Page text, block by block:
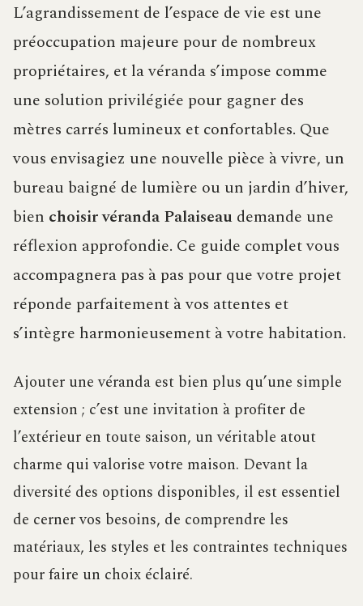
L’agrandissement de l’espace de vie est une
préoccupation majeure pour de nombreux
propriétaires, et la véranda s’impose comme
une solution privilégiée pour gagner des
mètres carrés lumineux et confortables. Que
vous envisagiez une nouvelle pièce à vivre, un
bureau baigné de lumière ou un jardin d’hiver,
bien choisir véranda Palaiseau demande une
réflexion approfondie. Ce guide complet vous
accompagnera pas à pas pour que votre projet
réponde parfaitement à vos attentes et
s’intègre harmonieusement à votre habitation.
Ajouter une véranda est bien plus qu’une simple
extension ; c’est une invitation à profiter de
l’extérieur en toute saison, un véritable atout
charme qui valorise votre maison. Devant la
diversité des options disponibles, il est essentiel
de cerner vos besoins, de comprendre les
matériaux, les styles et les contraintes techniques
pour faire un choix éclairé.